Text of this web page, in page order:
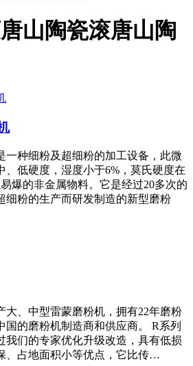
山陶瓷滚唐山陶
一种细粉及超细粉的加工设备，此微
、低硬度，湿度小于6%，莫氏硬度在
爆的非金属物料。它是经过20多次的
细粉的生产而研发制造的新型磨粉
大、中型雷蒙磨粉机，拥有22年磨粉
国的磨粉机制造商和供应商。 R系列
我们的专家优化升级改造，具有低损
、占地面积小等优点，它比传…